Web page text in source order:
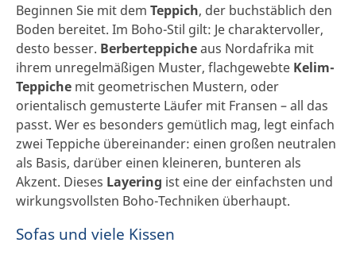
Beginnen Sie mit dem Teppich, der buchstäblich den
Boden bereitet. Im Boho-Stil gilt: Je charaktervoller,
desto besser. Berberteppicheaus Nordafrika mit
ihrem unregelmäßigen Muster, flachgewebte Kelim-
Teppiche mit geometrischen Mustern, oder
orientalisch gemusterte Läufer mit Fransen – all das
passt. Wer es besonders gemütlich mag, legt einfach
zwei Teppiche übereinander: einen großen neutralen
als Basis, darüber einen kleineren, bunteren als
Akzent. Dieses Layering ist eine der einfachsten und
wirkungsvollsten Boho-Techniken überhaupt.
Sofas und viele Kissen